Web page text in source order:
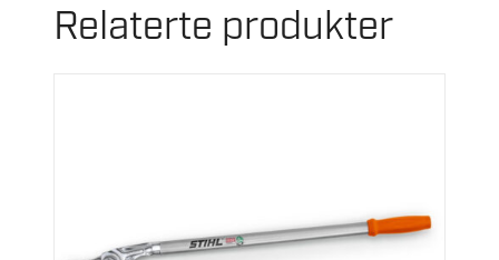
Relaterte produkter